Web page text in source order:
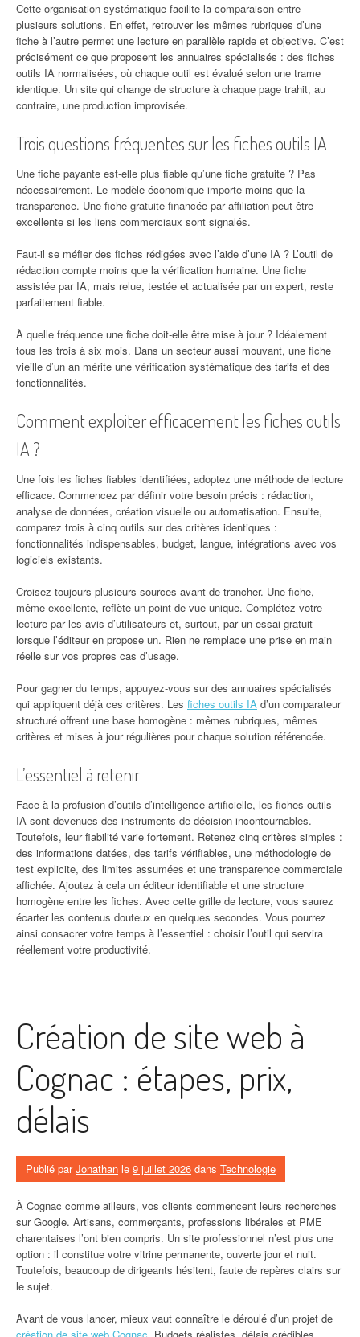
Cette organisation systématique facilite la comparaison entre
plusieurs solutions. En effet, retrouver les mêmes rubriques d’une
fiche à l’autre permet une lecture en parallèle rapide et objective. C’est
précisément ce que proposent les annuaires spécialisés : des fiches
outils IA normalisées, où chaque outil est évalué selon une trame
identique. Un site qui change de structure à chaque page trahit, au
contraire, une production improvisée.
Trois questions fréquentes sur les fiches outils IA
Une fiche payante est-elle plus fiable qu’une fiche gratuite ? Pas
nécessairement. Le modèle économique importe moins que la
transparence. Une fiche gratuite financée par affiliation peut être
excellente si les liens commerciaux sont signalés.
Faut-il se méfier des fiches rédigées avec l’aide d’une IA ? L’outil de
rédaction compte moins que la vérification humaine. Une fiche
assistée par IA, mais relue, testée et actualisée par un expert, reste
parfaitement fiable.
À quelle fréquence une fiche doit-elle être mise à jour ? Idéalement
tous les trois à six mois. Dans un secteur aussi mouvant, une fiche
vieille d’un an mérite une vérification systématique des tarifs et des
fonctionnalités.
Comment exploiter efficacement les fiches outils
IA ?
Une fois les fiches fiables identifiées, adoptez une méthode de lecture
efficace. Commencez par définir votre besoin précis : rédaction,
analyse de données, création visuelle ou automatisation. Ensuite,
comparez trois à cinq outils sur des critères identiques :
fonctionnalités indispensables, budget, langue, intégrations avec vos
logiciels existants.
Croisez toujours plusieurs sources avant de trancher. Une fiche,
même excellente, reflète un point de vue unique. Complétez votre
lecture par les avis d’utilisateurs et, surtout, par un essai gratuit
lorsque l’éditeur en propose un. Rien ne remplace une prise en main
réelle sur vos propres cas d’usage.
Pour gagner du temps, appuyez-vous sur des annuaires spécialisés
qui appliquent déjà ces critères. Les fiches outils IA d’un comparateur
structuré offrent une base homogène : mêmes rubriques, mêmes
critères et mises à jour régulières pour chaque solution référencée.
L’essentiel à retenir
Face à la profusion d’outils d’intelligence artificielle, les fiches outils
IA sont devenues des instruments de décision incontournables.
Toutefois, leur fiabilité varie fortement. Retenez cinq critères simples :
des informations datées, des tarifs vérifiables, une méthodologie de
test explicite, des limites assumées et une transparence commerciale
affichée. Ajoutez à cela un éditeur identifiable et une structure
homogène entre les fiches. Avec cette grille de lecture, vous saurez
écarter les contenus douteux en quelques secondes. Vous pourrez
ainsi consacrer votre temps à l’essentiel : choisir l’outil qui servira
réellement votre productivité.
Création de site web à
Cognac : étapes, prix,
délais
Publié parJonathan le 9 juillet 2026 dans Technologie
À Cognac comme ailleurs, vos clients commencent leurs recherches
sur Google. Artisans, commerçants, professions libérales et PME
charentaises l’ont bien compris. Un site professionnel n’est plus une
option : il constitue votre vitrine permanente, ouverte jour et nuit.
Toutefois, beaucoup de dirigeants hésitent, faute de repères clairs sur
le sujet.
Avant de vous lancer, mieux vaut connaître le déroulé d’un projet de